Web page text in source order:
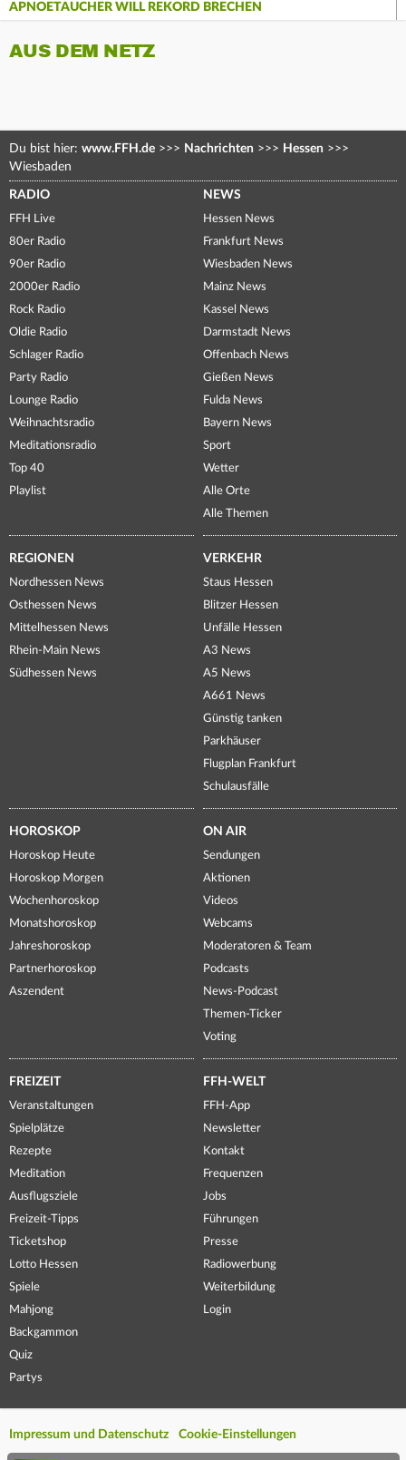
APNOETAUCHER WILL REKORD BRECHEN
AUS DEM NETZ
Du bist hier: www.FFH.de >>> Nachrichten >>> Hessen >>>
Wiesbaden
RADIO
FFH Live
80er Radio
90er Radio
2000er Radio
Rock Radio
Oldie Radio
Schlager Radio
Party Radio
Lounge Radio
Weihnachtsradio
Meditationsradio
Top 40
Playlist
NEWS
Hessen News
Frankfurt News
Wiesbaden News
Mainz News
Kassel News
Darmstadt News
Offenbach News
Gießen News
Fulda News
Bayern News
Sport
Wetter
Alle Orte
Alle Themen
REGIONEN
Nordhessen News
Osthessen News
Mittelhessen News
Rhein-Main News
Südhessen News
VERKEHR
Staus Hessen
Blitzer Hessen
Unfälle Hessen
A3 News
A5 News
A661 News
Günstig tanken
Parkhäuser
Flugplan Frankfurt
Schulausfälle
HOROSKOP
Horoskop Heute
Horoskop Morgen
Wochenhoroskop
Monatshoroskop
Jahreshoroskop
Partnerhoroskop
Aszendent
ON AIR
Sendungen
Aktionen
Videos
Webcams
Moderatoren & Team
Podcasts
News-Podcast
Themen-Ticker
Voting
FREIZEIT
Veranstaltungen
Spielplätze
Rezepte
Meditation
Ausflugsziele
Freizeit-Tipps
Ticketshop
Lotto Hessen
Spiele
Mahjong
Backgammon
Quiz
Partys
FFH-WELT
FFH-App
Newsletter
Kontakt
Frequenzen
Jobs
Führungen
Presse
Radiowerbung
Weiterbildung
Login
Impressum und Datenschutz Cookie-Einstellungen